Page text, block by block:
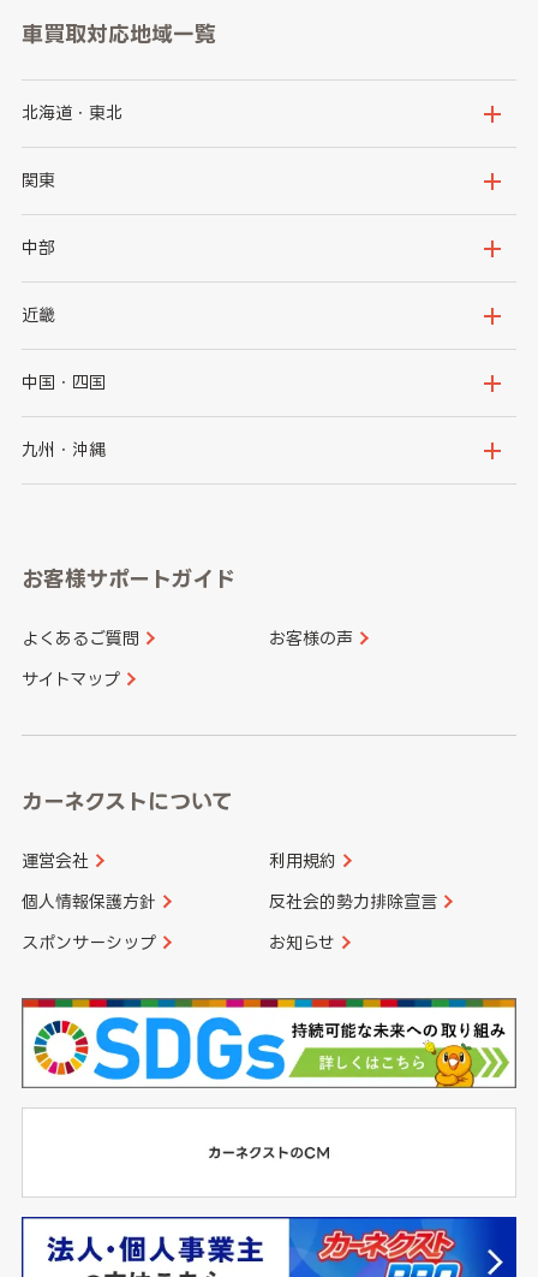
車買取対応地域一覧
北海道・東北
北海道
岩手県
秋田県
関東
茨城県
群馬県
千葉県
神奈川県
中部
新潟県
石川県
山梨県
愛知県
近畿
大阪府
京都府
和歌山県
中国・四国
鳥取県
山口県
香川県 愛媛県
九州・沖縄
長崎県
大分県 宮崎県
お客様サポートガイド
よくあるご質問 お客様の声
サイトマップ
カーネクストについて
運営会社 利用規約
個人情報保護方針 反社会的勢力排除宣言
スポンサーシップ お知らせ